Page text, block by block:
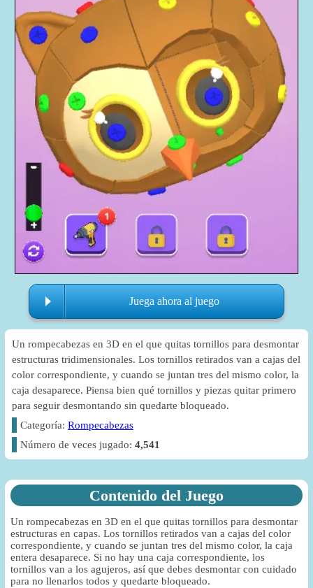
Juega ahora al juego
Un rompecabezas en 3D en el que quitas tornillos para desmontar
estructuras tridimensionales. Los tornillos retirados van a cajas del
color correspondiente, y cuando se juntan tres del mismo color, la
caja desaparece. Piensa bien qué tornillos y piezas quitar primero
para seguir desmontando sin quedarte bloqueado.
Categoría:Rompecabezas
Número de veces jugado:4,541
Contenido del Juego
Un rompecabezas en 3D en el que quitas tornillos para desmontar
estructuras en capas. Los tornillos retirados van a cajas del color
correspondiente, y cuando se juntan tres del mismo color, la caja
entera desaparece. Si no hay una caja correspondiente, los
tornillos van a los agujeros, así que debes desmontar con cuidado
para no llenarlos todos y quedarte bloqueado.